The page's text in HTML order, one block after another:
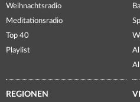
Weihnachtsradio
Meditationsradio
Top 40
Playlist
REGIONEN